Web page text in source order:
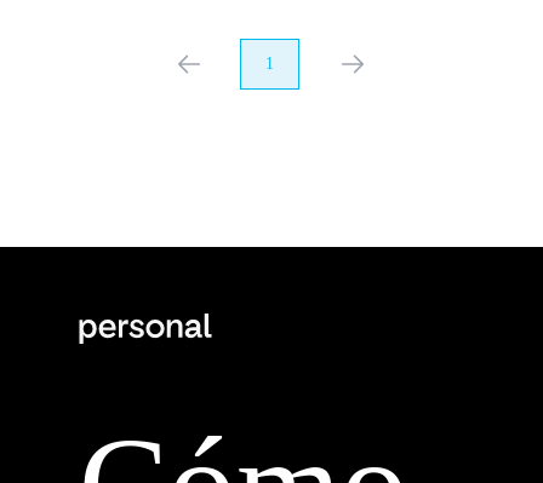
anterior 1 próximo